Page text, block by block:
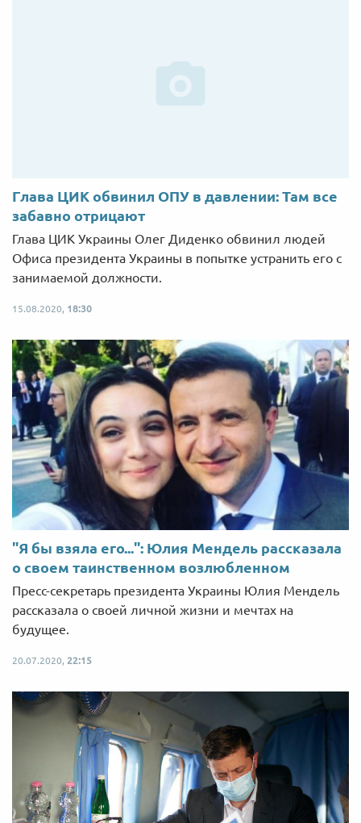
Глава ЦИК обвинил ОПУ в давлении: Там все
забавно отрицают
Глава ЦИК Украины Олег Диденко обвинил людей
Офиса президента Украины в попытке устранить его с
занимаемой должности.
15.08.2020, 18:30
"Я бы взяла его...": Юлия Мендель рассказала
о своем таинственном возлюбленном
Пресс-секретарь президента Украины Юлия Мендель
рассказала о своей личной жизни и мечтах на
будущее.
20.07.2020, 22:15